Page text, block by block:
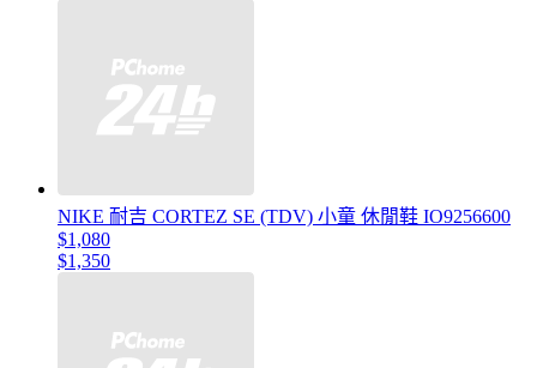
NIKE 耐吉 CORTEZ SE (TDV) 小童 休閒鞋 IO9256600
$1,080
$1,350